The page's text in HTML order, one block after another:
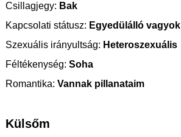
Csillagjegy: Bak
Kapcsolati státusz: Egyedülálló vagyok
Szexuális irányultság: Heteroszexuális
Féltékenység: Soha
Romantika: Vannak pillanataim
Külsőm